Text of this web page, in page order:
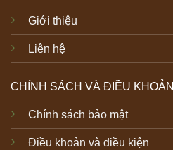
Giới thiệu
Liên hệ
CHÍNH SÁCH VÀ ĐIỀU KHOẢN
Chính sách bảo mật
Điều khoản và điều kiện